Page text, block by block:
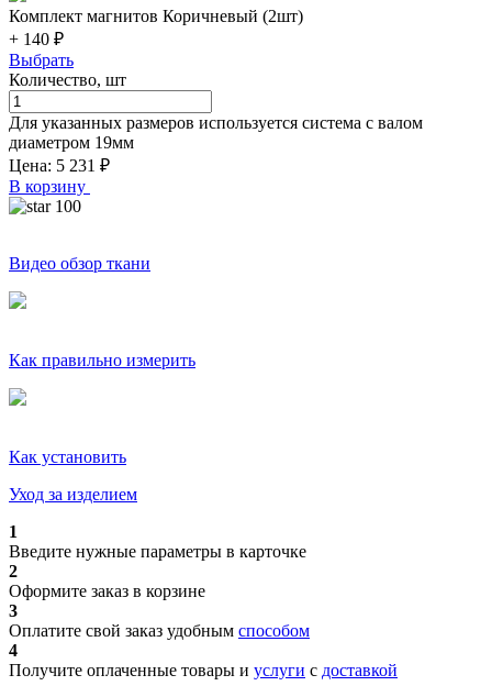
Комплект магнитов Коричневый (2шт)
+ 140 ₽
Выбрать
Количество, шт
Для указанных размеров используется система с валом
диаметром 19мм
Цена: 5 231 ₽
В корзину
100
Видео обзор ткани
Как правильно измерить
Как установить
Уход за изделием
1
Введите нужные параметры в карточке
2
Оформите заказ в корзине
3
Оплатите свой заказ удобным способом
4
Получите оплаченные товары и услуги с доставкой